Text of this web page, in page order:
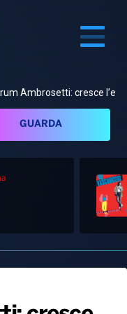
Ambrosetti: cresce
GUARDA